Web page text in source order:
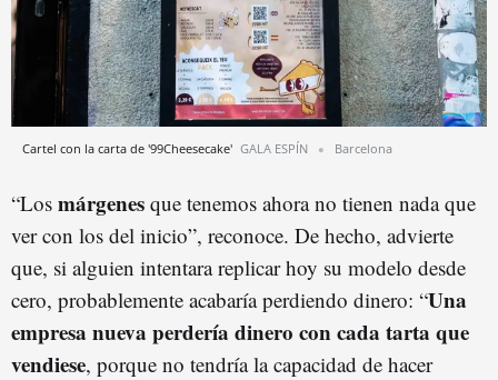
Cartel con la carta de '99Cheesecake' GALA ESPÍN Barcelona
“Los márgenes que tenemos ahora no tienen nada que
ver con los del inicio”, reconoce. De hecho, advierte
que, si alguien intentara replicar hoy su modelo desde
cero, probablemente acabaría perdiendo dinero: “Una
empresa nueva perdería dinero con cada tarta que
vendiese, porque no tendría la capacidad de hacer